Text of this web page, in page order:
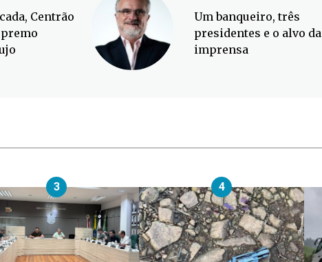
Centrão
Um banqueiro, três
presidentes e o alvo da
imprensa
3 4